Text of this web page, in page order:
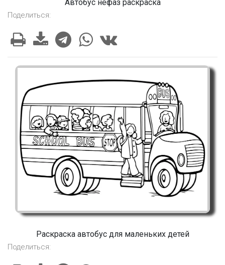
Автобус нефаз раскраска
Поделиться:
Раскраска автобус для маленьких детей
Поделиться: